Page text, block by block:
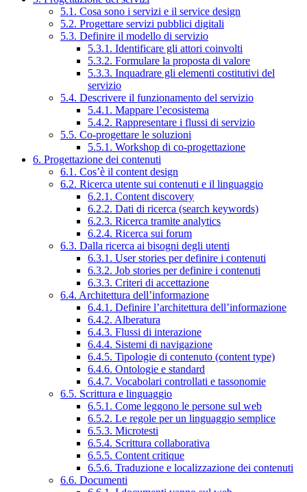
5.1. Cosa sono i servizi e il service design
5.2. Progettare servizi pubblici digitali
5.3. Definire il modello di servizio
5.3.1. Identificare gli attori coinvolti
5.3.2. Formulare la proposta di valore
5.3.3. Inquadrare gli elementi costitutivi del
servizio
5.4. Descrivere il funzionamento del servizio
5.4.1. Mappare l’ecosistema
5.4.2. Rappresentare i flussi di servizio
5.5. Co-progettare le soluzioni
5.5.1. Workshop di co-progettazione
6. Progettazione dei contenuti
6.1. Cos’è il content design
6.2. Ricerca utente sui contenuti e il linguaggio
6.2.1. Content discovery
6.2.2. Dati di ricerca (search keywords)
6.2.3. Ricerca tramite analytics
6.2.4. Ricerca sui forum
6.3. Dalla ricerca ai bisogni degli utenti
6.3.1. User stories per definire i contenuti
6.3.2. Job stories per definire i contenuti
6.3.3. Criteri di accettazione
6.4. Architettura dell’informazione
6.4.1. Definire l’architettura dell’informazione
6.4.2. Alberatura
6.4.3. Flussi di interazione
6.4.4. Sistemi di navigazione
6.4.5. Tipologie di contenuto (content type)
6.4.6. Ontologie e standard
6.4.7. Vocabolari controllati e tassonomie
6.5. Scrittura e linguaggio
6.5.1. Come leggono le persone sul web
6.5.2. Le regole per un linguaggio semplice
6.5.3. Microtesti
6.5.4. Scrittura collaborativa
6.5.5. Content critique
6.5.6. Traduzione e localizzazione dei contenuti
6.6. Documenti